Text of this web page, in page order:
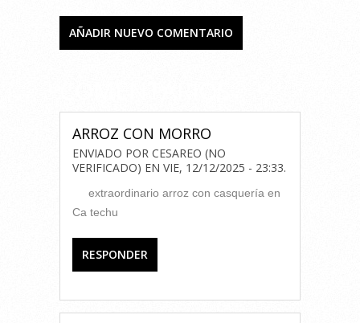
AÑADIR NUEVO COMENTARIO
ARROZ CON MORRO
ENVIADO POR CESAREO (NO
VERIFICADO) EN VIE, 12/12/2025 - 23:33.
extraordinario arroz con casquería en
Ca techu
RESPONDER